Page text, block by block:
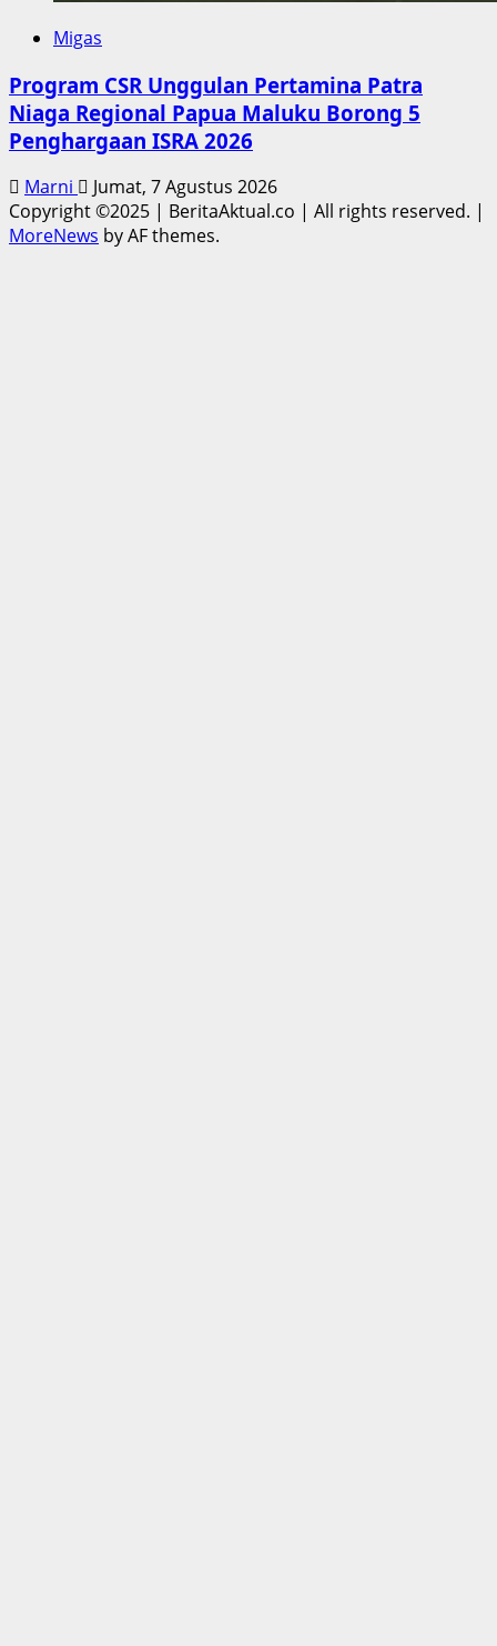
Migas
Program CSR Unggulan Pertamina Patra
Niaga Regional Papua Maluku Borong 5
Penghargaan ISRA 2026
Marni
Jumat, 7 Agustus 2026
Copyright ©2025 | BeritaAktual.co | All rights reserved. |
MoreNews by AF themes.